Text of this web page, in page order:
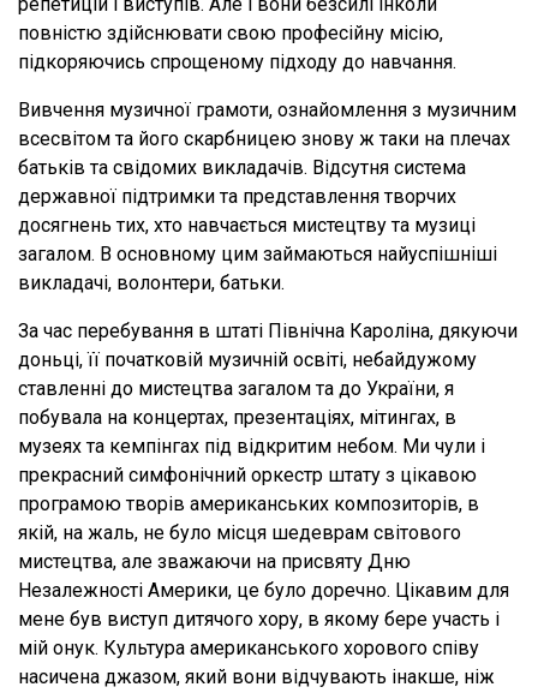
репетицій і виступів. Але і вони безсилі інколи
повністю здійснювати свою професійну місію,
підкоряючись спрощеному підходу до навчання.
Вивчення музичної грамоти, ознайомлення з музичним
всесвітом та його скарбницею знову ж таки на плечах
батьків та свідомих викладачів. Відсутня система
державної підтримки та представлення творчих
досягнень тих, хто навчається мистецтву та музиці
загалом. В основному цим займаються найуспішніші
викладачі, волонтери, батьки.
За час перебування в штаті Північна Кароліна, дякуючи
доньці, її початковій музичній освіті, небайдужому
ставленні до мистецтва загалом та до України, я
побувала на концертах, презентаціях, мітингах, в
музеях та кемпінгах під відкритим небом. Ми чули і
прекрасний симфонічний оркестр штату з цікавою
програмою творів американських композиторів, в
якій, на жаль, не було місця шедеврам світового
мистецтва, але зважаючи на присвяту Дню
Незалежності Америки, це було доречно. Цікавим для
мене був виступ дитячого хору, в якому бере участь і
мій онук. Культура американського хорового співу
насичена джазом, який вони відчувають інакше, ніж